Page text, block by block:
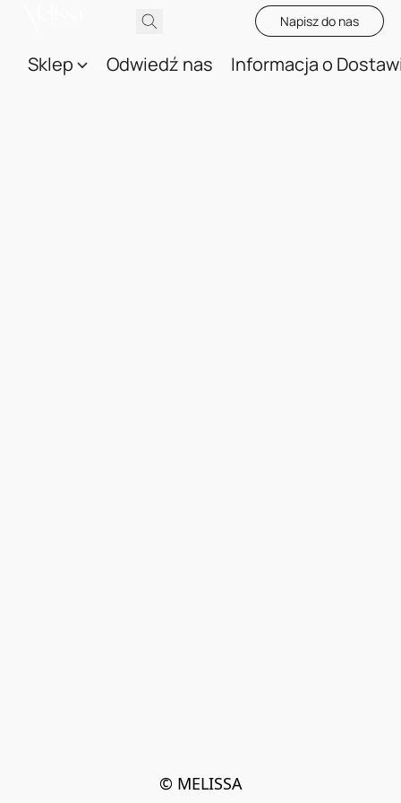
Napisz do nas
Sklep Odwiedź nas Informacja o
© MELISSA